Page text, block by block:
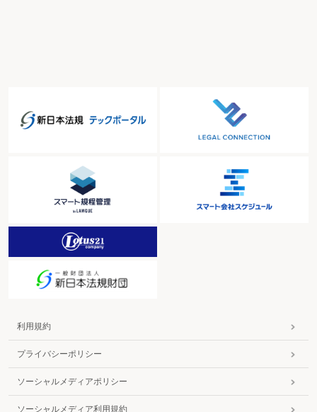
２－189 賃貸人が賃借人に敷金を返還しなければならないのはいつか
２－190 雇用契約における労務報酬の支払時期はいつか
２－191 雇用期間の定めのある雇用契約の解除権はいつ発生するか
２－193 黙示により更新された雇用契約の存続期間はどれだけか
２－194 請負契約における報酬の支払時期はいつか
２－195 請負人の担保責任の存続期間はどれだけか
２－196 注文者は、債務不履行を理由としない解除をいつまで行うことがで
２－197 受任者は委任事務処理の状況をいつ報告しなければならないか
２－198 受任者は受取物等の引渡し又は移転をいつしなければならないか
２－199 受任者が受取金を自己のために消費した場合、いつから利息を支払
２－200 委任契約における受任者への報酬支払時期はいつか
２－201 委任事務の履行により得られる成果に対して報酬を支払うことを約
２－203 受任者の善処義務はいつまで存続するか
２－204 委任終了の効力発生時期はいつか
２－205 寄託物の引渡前に当事者が契約を解除し得るのはいつまでか、また
いつか
２－206 受寄者の通知義務はいつまでに履行しなければならないか
２－207 寄託者は寄託物の返還をいつ請求できるか
２－208 受寄者は、いつ寄託物を返還できるか
利用規約
プライバシーポリシー
ソーシャルメディアポリシー
ソーシャルメディア利用規約